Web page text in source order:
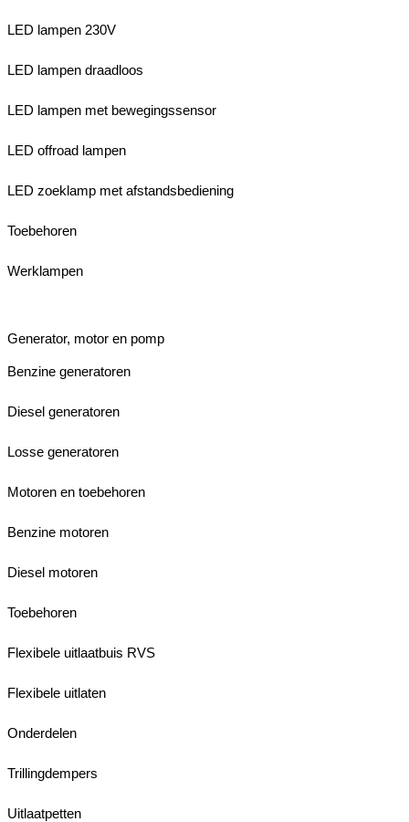
LED lampen 230V
LED lampen draadloos
LED lampen met bewegingssensor
LED offroad lampen
LED zoeklamp met afstandsbediening
Toebehoren
Werklampen
Generator, motor en pomp
Benzine generatoren
Diesel generatoren
Losse generatoren
Motoren en toebehoren
Benzine motoren
Diesel motoren
Toebehoren
Flexibele uitlaatbuis RVS
Flexibele uitlaten
Onderdelen
Trillingdempers
Uitlaatpetten